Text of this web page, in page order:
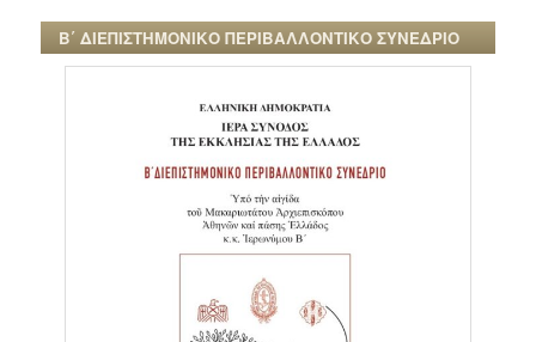
Β΄ ΔΙΕΠΙΣΤΗΜΟΝΙΚΟ ΠΕΡΙΒΑΛΛΟΝΤΙΚΟ ΣΥΝΕΔΡΙΟ